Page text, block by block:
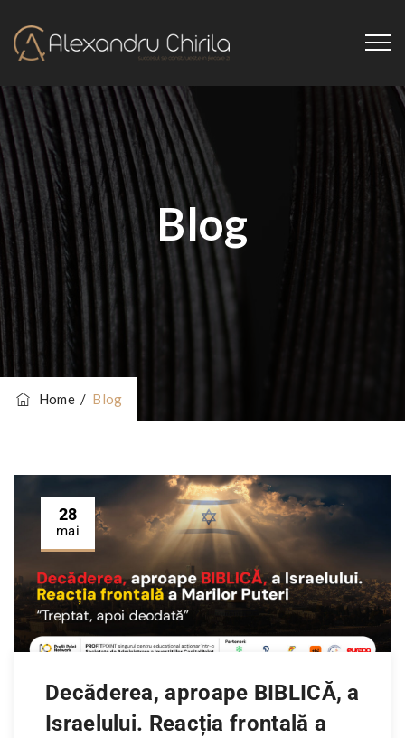
Blog
Home/ Blog
28
mai
Decăderea, aproape BIBLICĂ, a
Israelului. Reacția frontală a